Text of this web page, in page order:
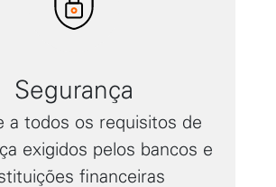
Segurança
a todos os requisitos de
exigidos pelos bancos e
financeiras